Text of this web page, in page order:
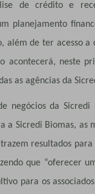
de crédito e
planejamento
além de ter acesso a
acontecerá, neste
as agências da
negócios da Sicredi
a Sicredi Biomas, as
trazem resultados
que “oferecer
para os